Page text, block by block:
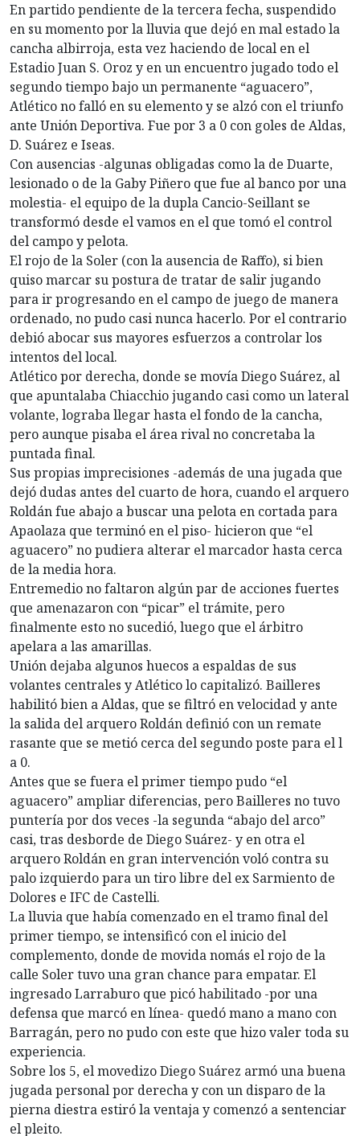
En partido pendiente de la tercera fecha, suspendido
en su momento por la lluvia que dejó en mal estado la
cancha albirroja, esta vez haciendo de local en el
Estadio Juan S. Oroz y en un encuentro jugado todo el
segundo tiempo bajo un permanente “aguacero”,
Atlético no falló en su elemento y se alzó con el triunfo
ante Unión Deportiva. Fue por 3 a 0 con goles de Aldas,
D. Suárez e Iseas.
Con ausencias -algunas obligadas como la de Duarte,
lesionado o de la Gaby Piñero que fue al banco por una
molestia- el equipo de la dupla Cancio-Seillant se
transformó desde el vamos en el que tomó el control
del campo y pelota.
El rojo de la Soler (con la ausencia de Raffo), si bien
quiso marcar su postura de tratar de salir jugando
para ir progresando en el campo de juego de manera
ordenado, no pudo casi nunca hacerlo. Por el contrario
debió abocar sus mayores esfuerzos a controlar los
intentos del local.
Atlético por derecha, donde se movía Diego Suárez, al
que apuntalaba Chiacchio jugando casi como un lateral
volante, lograba llegar hasta el fondo de la cancha,
pero aunque pisaba el área rival no concretaba la
puntada final.
Sus propias imprecisiones -además de una jugada que
dejó dudas antes del cuarto de hora, cuando el arquero
Roldán fue abajo a buscar una pelota en cortada para
Apaolaza que terminó en el piso- hicieron que “el
aguacero” no pudiera alterar el marcador hasta cerca
de la media hora.
Entremedio no faltaron algún par de acciones fuertes
que amenazaron con “picar” el trámite, pero
finalmente esto no sucedió, luego que el árbitro
apelara a las amarillas.
Unión dejaba algunos huecos a espaldas de sus
volantes centrales y Atlético lo capitalizó. Bailleres
habilitó bien a Aldas, que se filtró en velocidad y ante
la salida del arquero Roldán definió con un remate
rasante que se metió cerca del segundo poste para el l
a 0.
Antes que se fuera el primer tiempo pudo “el
aguacero” ampliar diferencias, pero Bailleres no tuvo
puntería por dos veces -la segunda “abajo del arco”
casi, tras desborde de Diego Suárez- y en otra el
arquero Roldán en gran intervención voló contra su
palo izquierdo para un tiro libre del ex Sarmiento de
Dolores e IFC de Castelli.
La lluvia que había comenzado en el tramo final del
primer tiempo, se intensificó con el inicio del
complemento, donde de movida nomás el rojo de la
calle Soler tuvo una gran chance para empatar. El
ingresado Larraburo que picó habilitado -por una
defensa que marcó en línea- quedó mano a mano con
Barragán, pero no pudo con este que hizo valer toda su
experiencia.
Sobre los 5, el movedizo Diego Suárez armó una buena
jugada personal por derecha y con un disparo de la
pierna diestra estiró la ventaja y comenzó a sentenciar
el pleito.